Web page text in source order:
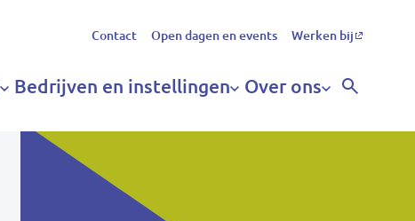
Secundair
menu
Contact Open dagen en events Werken bij
Bedrijven en instellingen Over ons